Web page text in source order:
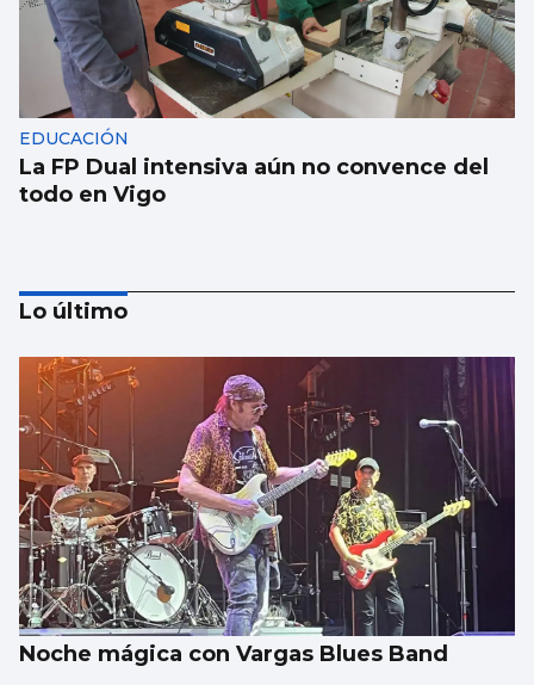
EDUCACIÓN
La FP Dual intensiva aún no convence del
todo en Vigo
75 años de hermandad en San Roque
Lo último
Noche mágica con Vargas Blues Band